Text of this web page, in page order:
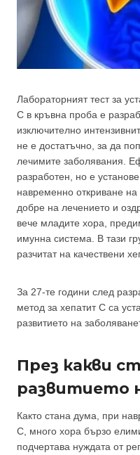
Лабораторният тест за
С в кръвна проба е
изключително
не е достатъчно, за да
лечимите заболявания.
разработен, но е
навременно откриване
добре на лечението и
вече младите хора,
имунна система. В тази
разчитат на качествени
За 27-те години след
метод за хепатит С са
развитието на
През какви
развитието
Както стана дума, при
С, много хора бързо
подчертава нуждата от